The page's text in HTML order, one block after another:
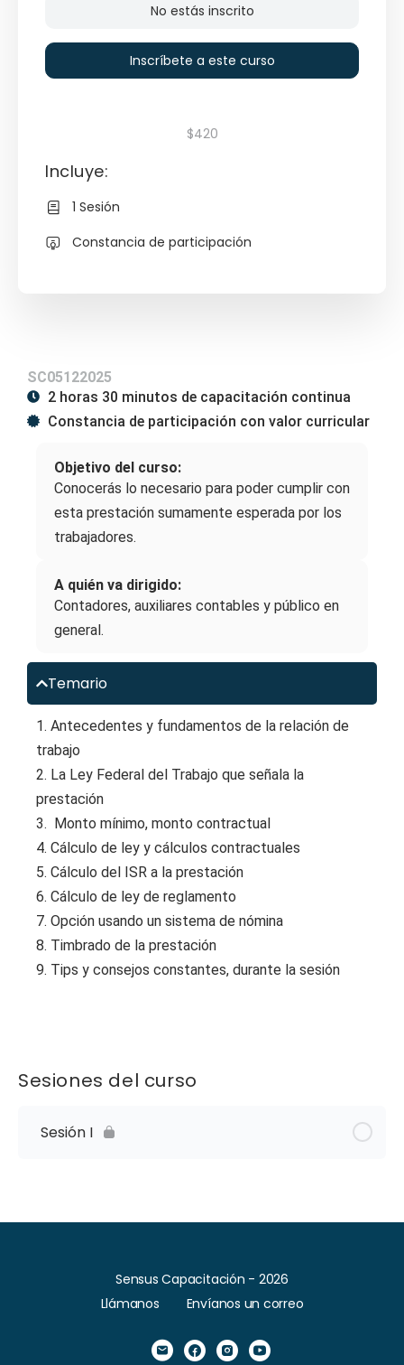
SC05122025
2 horas 30 minutos de capacitación continua
Constancia de participación con valor curricular
Objetivo del curso:
Conocerás lo necesario para poder cumplir con
esta prestación sumamente esperada por los
trabajadores.
A quién va dirigido:
Contadores, auxiliares contables y público en
general.
Temario
1. Antecedentes y fundamentos de la relación de
trabajo
2. La Ley Federal del Trabajo que señala la
prestación
3. Monto mínimo, monto contractual
4. Cálculo de ley y cálculos contractuales
5. Cálculo del ISR a la prestación
6. Cálculo de ley de reglamento
7. Opción usando un sistema de nómina
8. Timbrado de la prestación
9. Tips y consejos constantes, durante la sesión
Sesiones del curso
Sesión I
No estás inscrito
Inscríbete a este curso
$420
Incluye:
1 Sesión
Constancia de participación
Sensus Capacitación - 2026
Llámanos
Envíanos un correo